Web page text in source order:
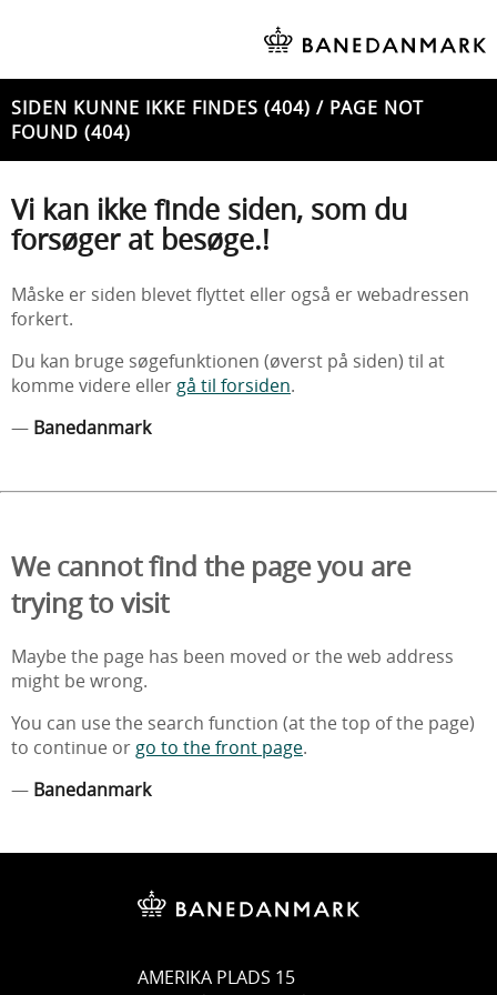
SIDEN KUNNE IKKE FINDES (404) / PAGE NOT
FOUND (404)
Vi kan ikke finde siden, som du
forsøger at besøge.!
Måske er siden blevet flyttet eller også er webadressen
forkert.
Du kan bruge søgefunktionen (øverst på siden) til at
komme videre eller gå til forsiden.
— Banedanmark
We cannot find the page you are
trying to visit
Maybe the page has been moved or the web address
might be wrong.
You can use the search function (at the top of the page)
to continue or go to the front page.
— Banedanmark
AMERIKA PLADS 15